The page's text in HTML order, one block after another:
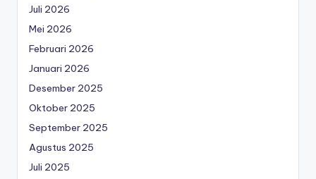
Juli 2026
Mei 2026
Februari 2026
Januari 2026
Desember 2025
Oktober 2025
September 2025
Agustus 2025
Juli 2025